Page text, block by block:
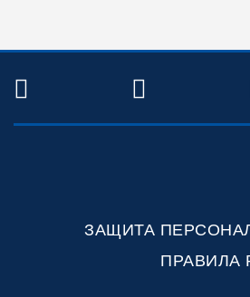
TWITTER
ЗАЩИТА
ПРАВИЛА